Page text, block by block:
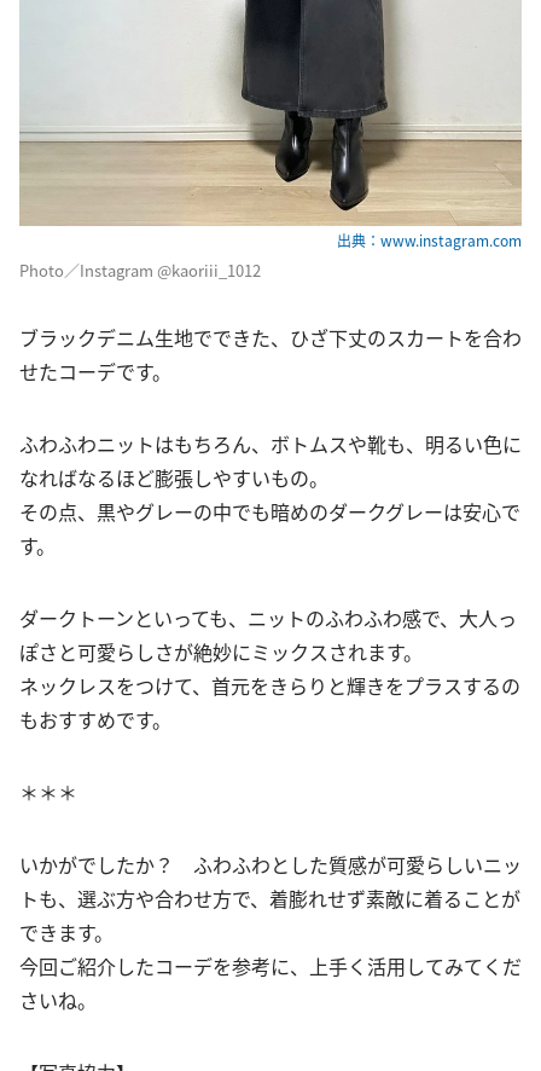
出典：www.instagram.com
Photo／Instagram @kaoriii_1012
ブラックデニム生地でできた、ひざ下丈のスカートを合わ
せたコーデです。
ふわふわニットはもちろん、ボトムスや靴も、明るい色に
なればなるほど膨張しやすいもの。
その点、黒やグレーの中でも暗めのダークグレーは安心で
す。
ダークトーンといっても、ニットのふわふわ感で、大人っ
ぽさと可愛らしさが絶妙にミックスされます。
ネックレスをつけて、首元をきらりと輝きをプラスするの
もおすすめです。
＊＊＊
いかがでしたか？ ふわふわとした質感が可愛らしいニッ
トも、選ぶ方や合わせ方で、着膨れせず素敵に着ることが
できます。
今回ご紹介したコーデを参考に、上手く活用してみてくだ
さいね。